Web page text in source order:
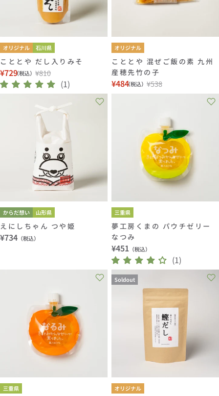
オリジナル 石川県
こととや だし入りみそ
セ
ー
¥729（税込）
通
常
¥810
(1)
オリジナル
こととや 混ぜご飯の素 九州
産穂先竹の子
セ
¥484（税込）
通
¥538
からだ想い 山形県
えにしちゃん つや姫
通
格
¥734 （税込）
三重県
夢工房くまの パウチゼリー
なつみ
通
常
価
格
¥451 （税込）
(1)
三重県
Soldout
オリジナル